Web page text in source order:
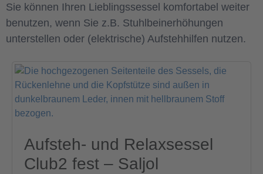
Sie können Ihren Lieblingssessel komfortabel weiter
benutzen, wenn Sie z.B. Stuhlbeinerhöhungen
unterstellen oder (elektrische) Aufstehhilfen nutzen.
Aufsteh- und Relaxsessel
Club2 fest – Saljol